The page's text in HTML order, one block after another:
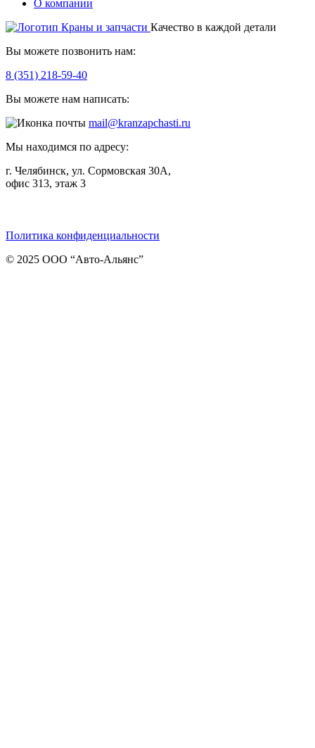
О компании
Качество в каждой детали
Вы можете позвонить нам:
8 (351) 218-59-40
Вы можете нам написать:
mail@kranzapchasti.ru
Мы находимся по адресу:
г. Челябинск, ул. Сормовская 30А,
офис 313, этаж 3
Политика конфиденциальности
© 2025 ООО “Авто-Альянс”